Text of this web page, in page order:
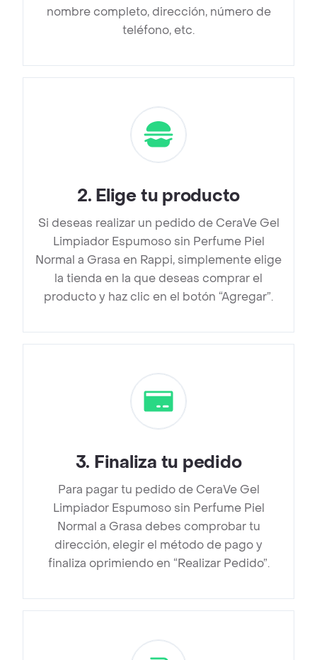
nombre completo, dirección, número de
teléfono, etc.
2. Elige tu producto
Si deseas realizar un pedido de CeraVe Gel
Limpiador Espumoso sin Perfume Piel
Normal a Grasa en Rappi, simplemente elige
la tienda en la que deseas comprar el
producto y haz clic en el botón “Agregar”.
3. Finaliza tu pedido
Para pagar tu pedido de CeraVe Gel
Limpiador Espumoso sin Perfume Piel
Normal a Grasa debes comprobar tu
dirección, elegir el método de pago y
finaliza oprimiendo en “Realizar Pedido”.